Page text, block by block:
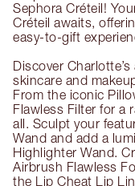
Sephora Créteil!
Créteil awaits,
easy-to-gift
Discover
skincare and
From the iconic
Flawless Filter for a
all. Sculpt your
Wand and add a
Highlighter Wand.
Airbrush Flawless
the Lip Cheat Lip